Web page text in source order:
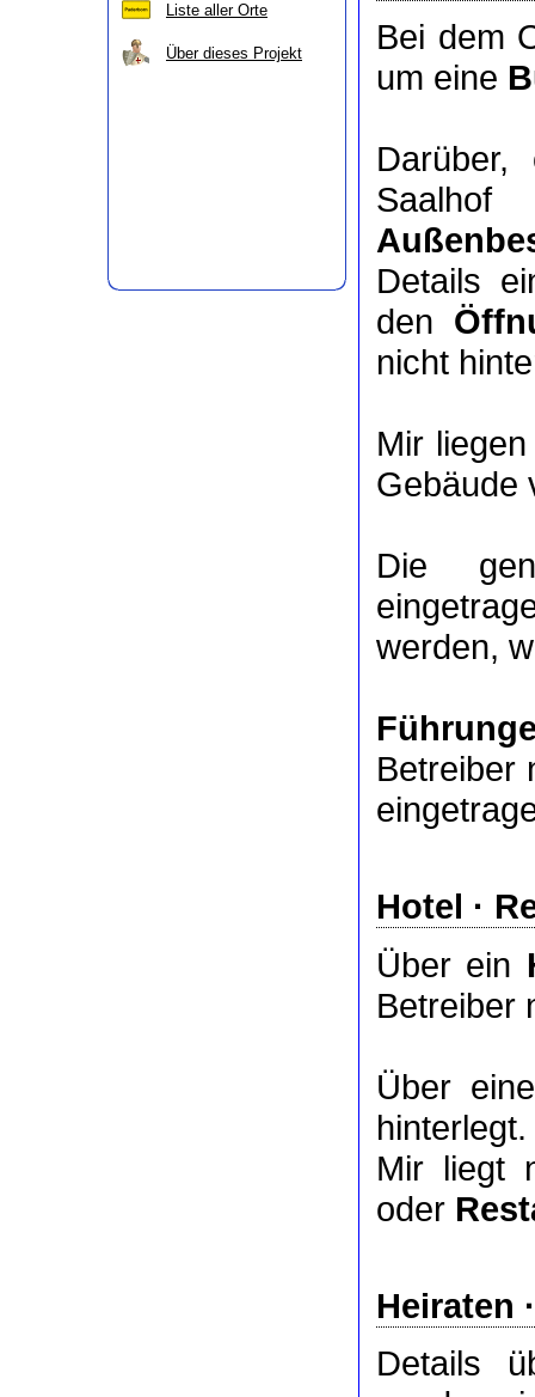
Liste aller Orte
Über dieses Projekt
Bei dem
um eine
Details
den
nicht
Mir
Gebäude
Die
werden,
Betreiber
Hotel ·
Über ein
Betreiber
Über
hinterlegt.
Mir liegt
oder
Heiraten
Details